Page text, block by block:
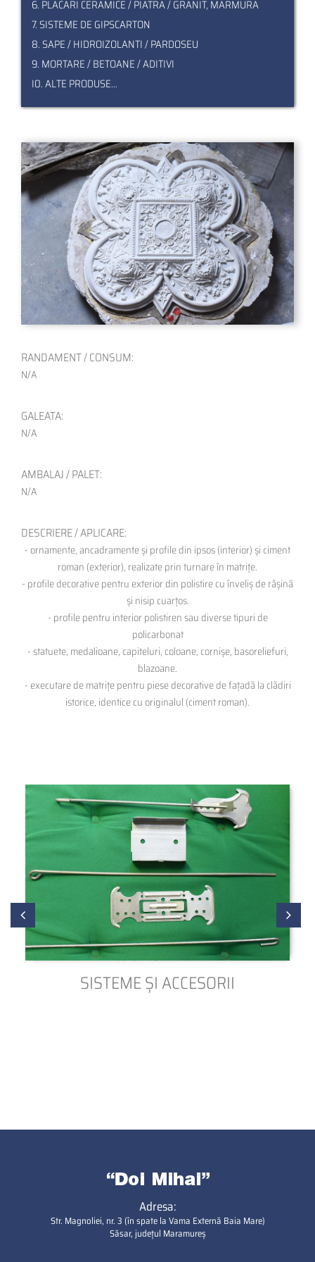
6. PLACARI CERAMICE / PIATRA / GRANIT, MARMURA
7. SISTEME DE GIPSCARTON
8. SAPE / HIDROIZOLANTI / PARDOSEU
9. MORTARE / BETOANE / ADITIVI
I0. ALTE PRODUSE...
RANDAMENT / CONSUM:
N/A
GALEATA:
N/A
AMBALAJ / PALET:
N/A
DESCRIERE / APLICARE:
- ornamente, ancadramente și profile din ipsos (interior) și ciment
roman (exterior), realizate prin turnare în matrițe.
- profile decorative pentru exterior din polistire cu înveliș de rășină
și nisip cuarțos.
- profile pentru interior polistiren sau diverse tipuri de
policarbonat
- statuete, medalioane, capiteluri, coloane, cornișe, basoreliefuri,
blazoane.
- executare de matrițe pentru piese decorative de fațadă la clădiri
istorice, identice cu originalul (ciment roman).
SISTEME ȘI ACCESORII
Adresa:
Str. Magnoliei, nr. 3 (în spate la Vama Externă Baia Mare)
Săsar, județul Maramureș